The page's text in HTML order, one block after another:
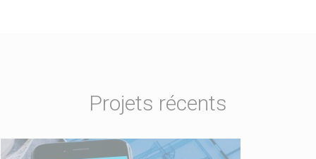
Projets récents